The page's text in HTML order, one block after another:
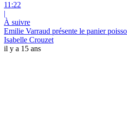
11:22
|
À suivre
Emilie Varraud présente le panier
Isabelle Crouzet
il y a 15 ans